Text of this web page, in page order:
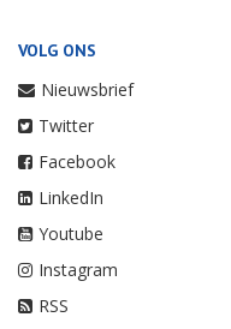
VOLG ONS
Nieuwsbrief
Twitter
Facebook
LinkedIn
Youtube
Instagram
RSS